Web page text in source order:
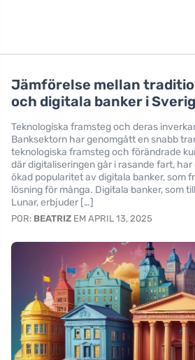
Jämförelse mellan
och digitala banker i
Teknologiska framsteg och deras
Banksektorn har genomgått en snabb
teknologiska framsteg och förändrade
där digitaliseringen går i rasande fart,
ökad popularitet av digitala banker, som
lösning för många. Digitala banker, som
Lunar, erbjuder […]
POR: BEATRIZ EM APRIL 13, 2025